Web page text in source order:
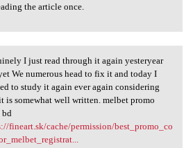
the article once.
I just read through
I just read through it again yesteryear
We numerous head to fix it and today I
to study it again ever again considering
is somewhat well written. melbet promo
bd
fineart.sk/cache/permission/best_promo_co